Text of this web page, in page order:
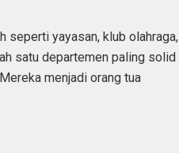
seperti yayasan, klub olahraga,
satu departemen paling solid
menjadi orang tua